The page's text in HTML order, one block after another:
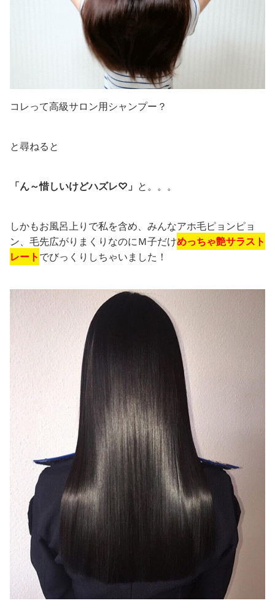
コレって高級サロン用シャンプー？
と尋ねると
「ん～惜しいけどハズレ♡」 と。。。
しかもお風呂上りで私を含め、みんなアホ毛ピョンピョ
ン、毛先広がりまくりなのにＭ子だけめっちゃ艶サラスト
レート でびっくりしちゃいました！